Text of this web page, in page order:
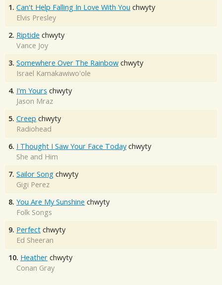
1. Can't Help Falling In Love With You chwyty
Elvis Presley
2. Riptide chwyty
Vance Joy
3. Somewhere Over The Rainbow chwyty
Israel Kamakawiwo'ole
4. I'm Yours chwyty
Jason Mraz
5. Creep chwyty
Radiohead
6. I Thought I Saw Your Face Today chwyty
She and Him
7. Sailor Song chwyty
Gigi Perez
8. You Are My Sunshine chwyty
Folk Songs
9. Perfect chwyty
Ed Sheeran
10. Heather chwyty
Conan Gray